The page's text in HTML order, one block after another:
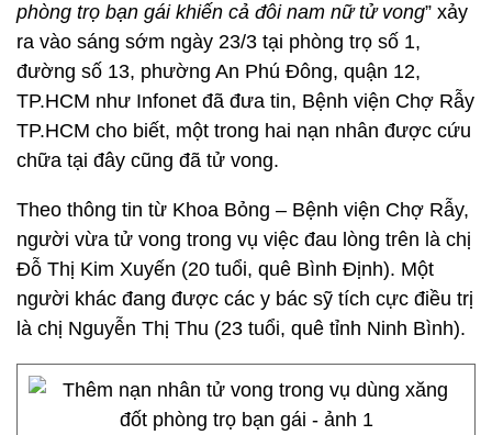
phòng trọ bạn gái khiến cả đôi nam nữ tử vong” xảy
ra vào sáng sớm ngày 23/3 tại phòng trọ số 1,
đường số 13, phường An Phú Đông, quận 12,
TP.HCM như Infonet đã đưa tin, Bệnh viện Chợ Rẫy
TP.HCM cho biết, một trong hai nạn nhân được cứu
chữa tại đây cũng đã tử vong.
Theo thông tin từ Khoa Bỏng – Bệnh viện Chợ Rẫy,
người vừa tử vong trong vụ việc đau lòng trên là chị
Đỗ Thị Kim Xuyến (20 tuổi, quê Bình Định). Một
người khác đang được các y bác sỹ tích cực điều trị
là chị Nguyễn Thị Thu (23 tuổi, quê tỉnh Ninh Bình).